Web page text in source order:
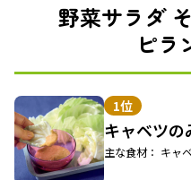
野菜サラダ
ピラ
1位
キャベツの
主な食材： キャ